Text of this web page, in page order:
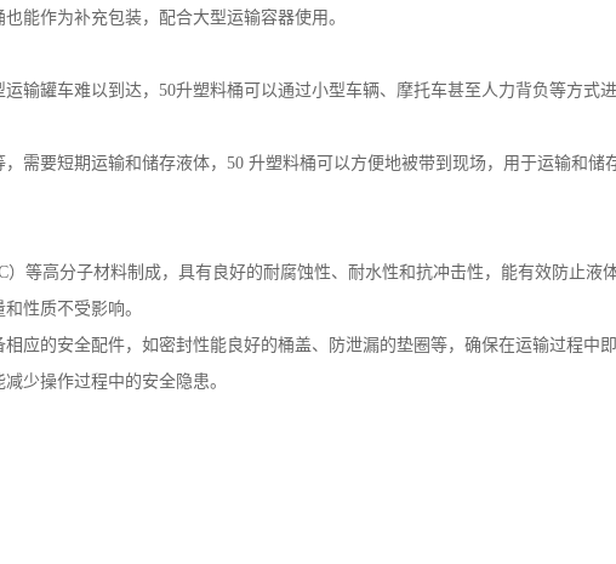
也能作为补充包装，配合大型运输容器使用。
输罐车难以到达， 50升塑料桶可以通过小型车辆、摩托车甚至人力背负等方式
需要短期运输和储存液体， 50 升塑料桶可以方便地被带到现场，用于运输和储
）等高分子材料制成，具有良好的耐腐蚀性、耐水性和抗冲击性，能有效防止液
性质不受影响。
相应的安全配件，如密封性能良好的桶盖、防泄漏的垫圈等，确保在运输过程中
少操作过程中的安全隐患。